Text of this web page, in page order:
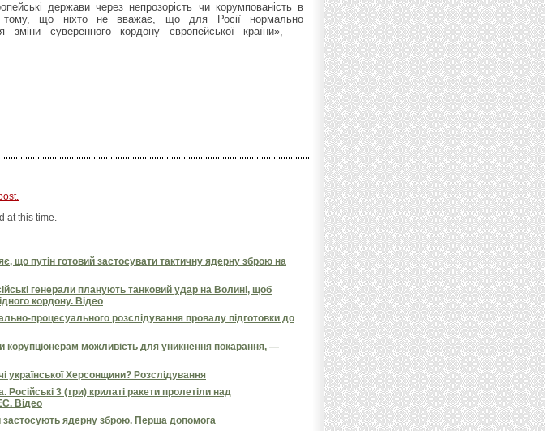
держави через непрозорість чи корумпованість в
тому, що ніхто не вважає, що для Росії нормально
зміни суверенного кордону європейської країни», —
at this time.
що путін готовий застосувати тактичну ядерну зброю на
генерали планують танковий удар на Волині, щоб
кордону. Відео
процесуального розслідування провалу підготовки до
корупціонерам можливість для уникнення покарання, —
української Херсонщини? Розслідування
Російські 3 (три) крилаті ракети пролетіли над
Відео
застосують ядерну зброю. Перша допомога